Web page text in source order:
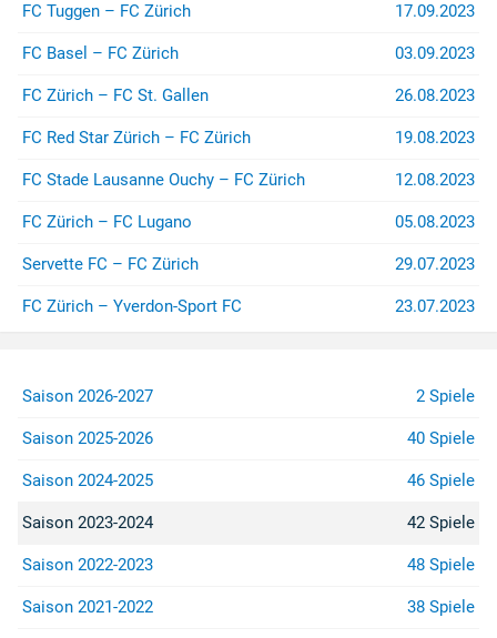
FC Tuggen – FC Zürich 17.09.2023
FC Basel – FC Zürich 03.09.2023
FC Zürich – FC St. Gallen 26.08.2023
FC Red Star Zürich – FC Zürich 19.08.2023
FC Stade Lausanne Ouchy – FC Zürich 12.08.2023
FC Zürich – FC Lugano 05.08.2023
Servette FC – FC Zürich 29.07.2023
FC Zürich – Yverdon-Sport FC 23.07.2023
Saison 2026-2027 2 Spiele
Saison 2025-2026 40 Spiele
Saison 2024-2025 46 Spiele
Saison 2023-2024 42 Spiele
Saison 2022-2023 48 Spiele
Saison 2021-2022 38 Spiele